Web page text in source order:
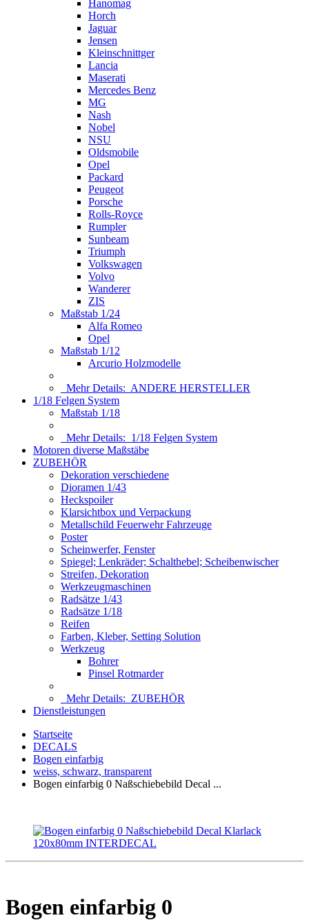
Hanomag
Horch
Jaguar
Jensen
Kleinschnittger
Lancia
Maserati
Mercedes Benz
MG
Nash
Nobel
NSU
Oldsmobile
Opel
Packard
Peugeot
Porsche
Rolls-Royce
Rumpler
Sunbeam
Triumph
Volkswagen
Volvo
Wanderer
ZIS
Maßstab 1/24
Alfa Romeo
Opel
Maßstab 1/12
Arcurio Holzmodelle
Mehr Details: ANDERE HERSTELLER
1/18 Felgen System
Maßstab 1/18
Mehr Details: 1/18 Felgen System
Motoren diverse Maßstäbe
ZUBEHÖR
Dekoration verschiedene
Dioramen 1/43
Heckspoiler
Klarsichtbox und Verpackung
Metallschild Feuerwehr Fahrzeuge
Poster
Scheinwerfer, Fenster
Spiegel; Lenkräder; Schalthebel; Scheibenwischer
Streifen, Dekoration
Werkzeugmaschinen
Radsätze 1/43
Radsätze 1/18
Reifen
Farben, Kleber, Setting Solution
Werkzeug
Bohrer
Pinsel Rotmarder
Mehr Details: ZUBEHÖR
Dienstleistungen
Startseite
DECALS
Bogen einfarbig
weiss, schwarz, transparent
Bogen einfarbig 0 Naßschiebebild Decal ...
Bogen einfarbig 0